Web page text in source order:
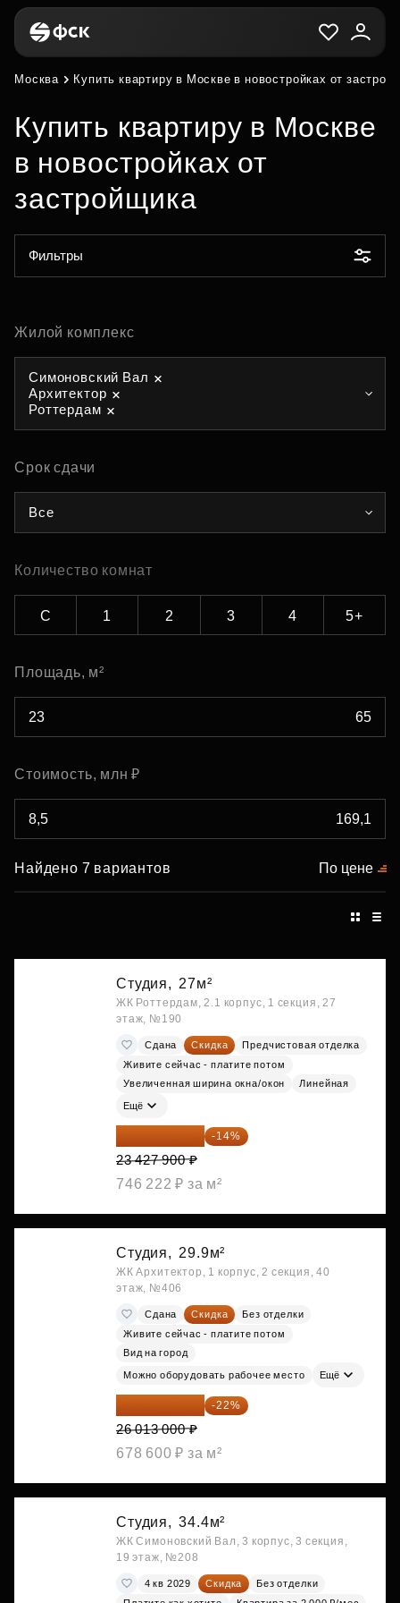
Москва Купить квартиру в Москве в новостройках от
Купить квартиру в Москве
в новостройках от
застройщика
Фильтры
Жилой комплекс
Симоновский Вал
Архитектор
Роттердам
Срок сдачи
Все
Количество комнат
С 1 2 3 4 5+
Площадь, м²
Стоимость, млн ₽
Найдено 7 вариантов По цене
Студия, 27м²
ЖК Роттердам, 2.1 корпус, 1 секция, 27
этаж, №190
Сдана Скидка
Предчистовая отделка
Живите сейчас - платите потом
Увеличенная ширина окна/окон
Линейная
Ещё
20 147 994 ₽ -14%
23 427 900 ₽
746 222 ₽ за м²
Студия, 29.9м²
ЖК Архитектор, 1 корпус, 2 секция, 40
этаж, №406
Сдана Скидка
Без отделки
Живите сейчас - платите потом
Вид на город
Можно оборудовать рабочее место Ещё
20 290 140 ₽ -22%
26 013 000 ₽
678 600 ₽ за м²
Студия, 34.4м²
ЖК Симоновский Вал, 3 корпус, 3 секция,
19 этаж, №208
4 кв 2029 Скидка
Без отделки